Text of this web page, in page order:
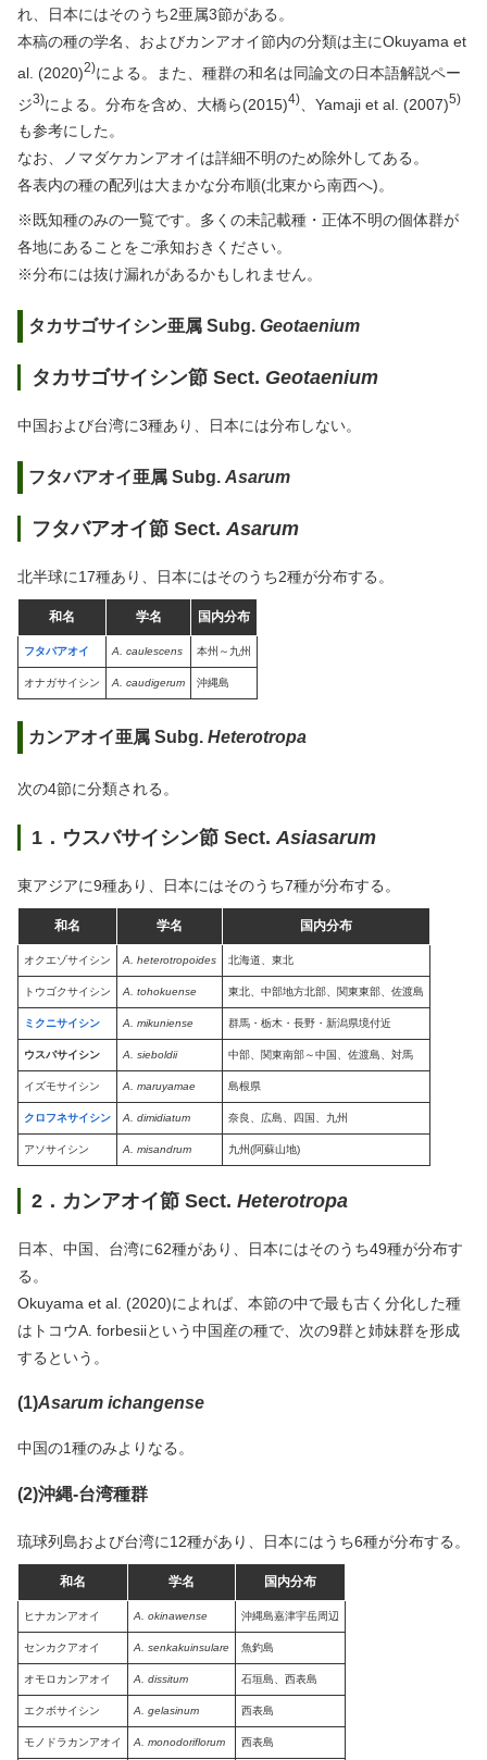
れ、日本にはそのうち2亜属3節がある。
本稿の種の学名、およびカンアオイ節内の分類は主にOkuyama et
al. (2020)2)による。また、種群の和名は同論文の日本語解説ペー
ジ3)による。分布を含め、大橋ら(2015)4) 、Yamaji et al. (2007)5)
も参考にした。
なお、ノマダケカンアオイは詳細不明のため除外してある。
各表内の種の配列は大まかな分布順(北東から南西へ)。
※既知種のみの一覧です。多くの未記載種・正体不明の個体群が
各地にあることをご承知おきください。
※分布には抜け漏れがあるかもしれません。
タカサゴサイシン亜属 Subg. Geotaenium
タカサゴサイシン節 Sect. Geotaenium
中国および台湾に3種あり、日本には分布しない。
フタバアオイ亜属 Subg. Asarum
フタバアオイ節 Sect.Asarum
北半球に17種あり、日本にはそのうち2種が分布する。
和名 学名 国内分布
フタバアオイ A. caulescens 本州～九州
オナガサイシン A. caudigerum 沖縄島
カンアオイ亜属 Subg. Heterotropa
次の4節に分類される。
1．ウスバサイシン節 Sect.Asiasarum
東アジアに9種あり、日本にはそのうち7種が分布する。
和名 学名 国内分布
オクエゾサイシン A. heterotropoides 北海道、東北
トウゴクサイシン A. tohokuense 東北、中部地方北部、関東東部、佐渡島
ミクニサイシン A. mikuniense 群馬・栃木・長野・新潟県境付近
ウスバサイシン A. sieboldii 中部、関東南部～中国、佐渡島、対馬
イズモサイシン A. maruyamae 島根県
クロフネサイシン A. dimidiatum 奈良、広島、四国、九州
アソサイシン A. misandrum 九州(阿蘇山地)
2．カンアオイ節 Sect. Heterotropa
日本、中国、台湾に62種があり、日本にはそのうち49種が分布す
る。
Okuyama et al. (2020)によれば、本節の中で最も古く分化した種
はトコウA. forbesiiという中国産の種で、次の9群と姉妹群を形成
するという。
(1)Asarum ichangense
中国の1種のみよりなる。
(2)沖縄-台湾種群
琉球列島および台湾に12種があり、日本にはうち6種が分布する。
和名 学名 国内分布
ヒナカンアオイ A. okinawense 沖縄島嘉津宇岳周辺
センカクアオイ A. senkakuinsulare 魚釣島
オモロカンアオイ A. dissitum 石垣島、西表島
エクボサイシン A. gelasinum 西表島
モノドラカンアオイ A. monodoriflorum 西表島